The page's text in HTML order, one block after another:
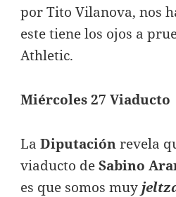
por Tito Vilanova, nos
este tiene los ojos a
Athletic.
Miércoles 27 Viaducto
LaDiputaciónrevela
viaducto deSabino
es que somos muy